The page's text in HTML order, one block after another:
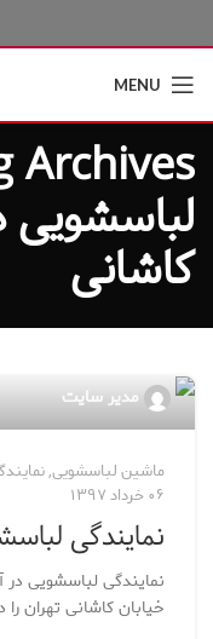
MENU
لباسشویی
کاشانی
مدیر سایت
ماشین لباسشویی,
۰۶ خرداد ۱۳۹۷
نمایندگی
نمایندگی لباسشویی
خیابان کاشانی تهران